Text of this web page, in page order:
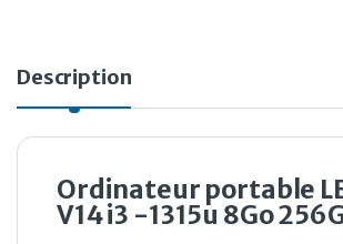
Description
Ordinateur portable
V14 i3 -1315u 8Go